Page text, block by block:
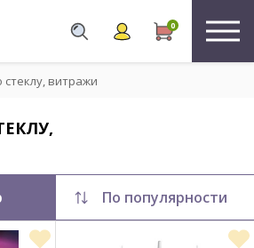
0
стеклу, витражи
По популярности